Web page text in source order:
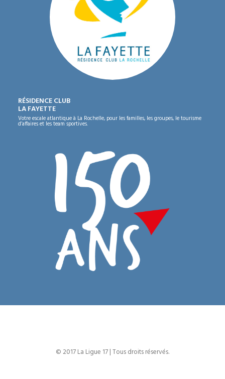
RÉSIDENCE CLUB
LA FAYETTE
Votre escale atlantique à La Rochelle, pour les familles, les groupes, le tourisme
d’affaires et les team sportives.
© 2017 La Ligue 17 | Tous droits réservés.